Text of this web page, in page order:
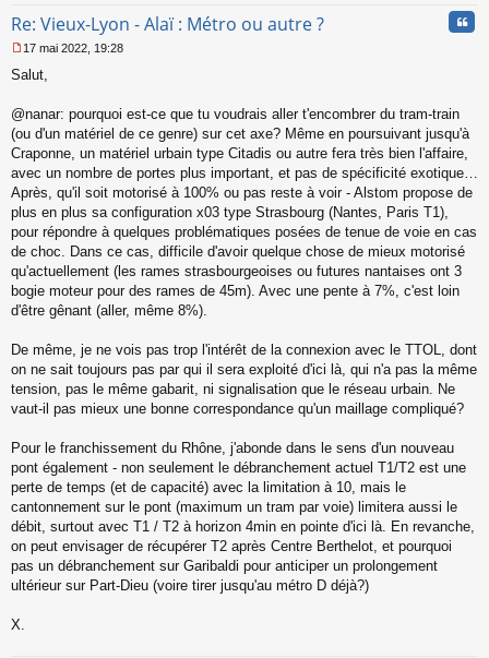
Re: Vieux-Lyon - Alaï : Métro ou autre ?
e
s
g
e
n
o
n
u
17 mai 2022, 19:28
Salut,
@nanar: pourquoi est-ce que tu voudrais aller t'encombrer du tram-train
(ou d'un matériel de ce genre) sur cet axe? Même en poursuivant jusqu'à
Craponne, un matériel urbain type Citadis ou autre fera très bien l'affaire,
avec un nombre de portes plus important, et pas de spécificité exotique…
Après, qu'il soit motorisé à 100% ou pas reste à voir - Alstom propose de
plus en plus sa configuration x03 type Strasbourg (Nantes, Paris T1),
pour répondre à quelques problématiques posées de tenue de voie en cas
de choc. Dans ce cas, difficile d'avoir quelque chose de mieux motorisé
qu'actuellement (les rames strasbourgeoises ou futures nantaises ont 3
bogie moteur pour des rames de 45m). Avec une pente à 7%, c'est loin
d'être gênant (aller, même 8%).
De même, je ne vois pas trop l'intérêt de la connexion avec le TTOL, dont
on ne sait toujours pas par qui il sera exploité d'ici là, qui n'a pas la même
tension, pas le même gabarit, ni signalisation que le réseau urbain. Ne
vaut-il pas mieux une bonne correspondance qu'un maillage compliqué?
Pour le franchissement du Rhône, j'abonde dans le sens d'un nouveau
pont également - non seulement le débranchement actuel T1/T2 est une
perte de temps (et de capacité) avec la limitation à 10, mais le
cantonnement sur le pont (maximum un tram par voie) limitera aussi le
débit, surtout avec T1 / T2 à horizon 4min en pointe d'ici là. En revanche,
on peut envisager de récupérer T2 après Centre Berthelot, et pourquoi
pas un débranchement sur Garibaldi pour anticiper un prolongement
ultérieur sur Part-Dieu (voire tirer jusqu'au métro D déjà?)
X.